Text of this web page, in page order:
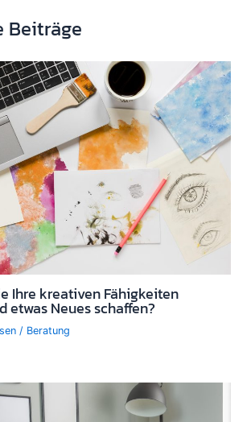
Beiträge
Ihre kreativen Fähigkeiten
etwas Neues schaffen?
/ Beratung